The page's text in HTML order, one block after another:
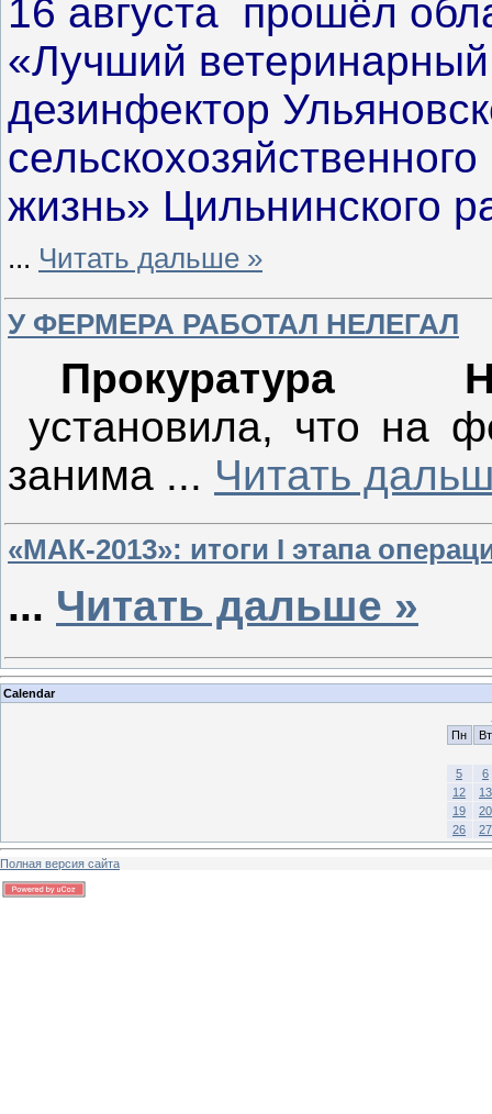
16 августа прошёл
«Лучший ветеринарный
дезинфектор
жизнь» Цильнинского
... Читать дальше »
У ФЕРМЕРА РАБОТАЛ НЕЛЕГАЛ
Прокуратура
установила, что на
занима ... Читать
«МАК-2013»: ито­ги I эта­па
... Читать дальше »
Calendar
Пн
Вт
5
6
12
13
19
20
26
27
Полная версия сайта